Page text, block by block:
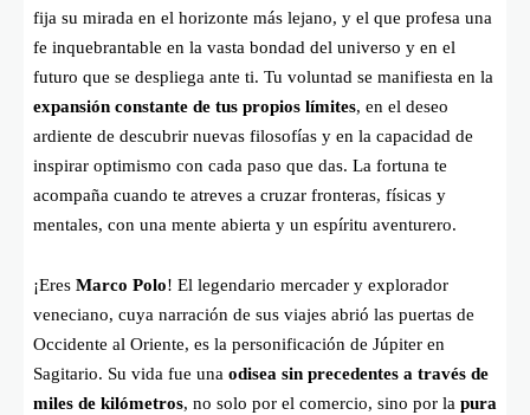
fija su mirada en el horizonte más lejano, y el que profesa una
fe inquebrantable en la vasta bondad del universo y en el
futuro que se despliega ante ti. Tu voluntad se manifiesta en la
expansión constante de tus propios límites, en el deseo
ardiente de descubrir nuevas filosofías y en la capacidad de
inspirar optimismo con cada paso que das. La fortuna te
acompaña cuando te atreves a cruzar fronteras, físicas y
mentales, con una mente abierta y un espíritu aventurero.
¡Eres Marco Polo! El legendario mercader y explorador
veneciano, cuya narración de sus viajes abrió las puertas de
Occidente al Oriente, es la personificación de Júpiter en
Sagitario. Su vida fue una odisea sin precedentes a través de
miles de kilómetros, no solo por el comercio, sino por la pura